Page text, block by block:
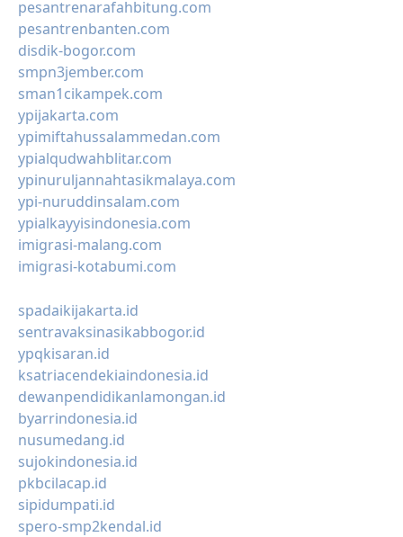
pesantrenarafahbitung.com
pesantrenbanten.com
disdik-bogor.com
smpn3jember.com
sman1cikampek.com
ypijakarta.com
ypimiftahussalammedan.com
ypialqudwahblitar.com
ypinuruljannahtasikmalaya.com
ypi-nuruddinsalam.com
ypialkayyisindonesia.com
imigrasi-malang.com
imigrasi-kotabumi.com
spadaikijakarta.id
sentravaksinasikabbogor.id
ypqkisaran.id
ksatriacendekiaindonesia.id
dewanpendidikanlamongan.id
byarrindonesia.id
nusumedang.id
sujokindonesia.id
pkbcilacap.id
sipidumpati.id
spero-smp2kendal.id